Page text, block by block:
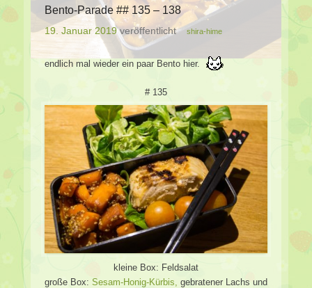
Bento-Parade ## 135 – 138
19. Januar 2019veröffentlicht shira-hime
endlich mal wieder ein paar Bento hier.
# 135
kleine Box: Feldsalat
große Box: Sesam-Honig-Kürbis, gebratener Lachs und